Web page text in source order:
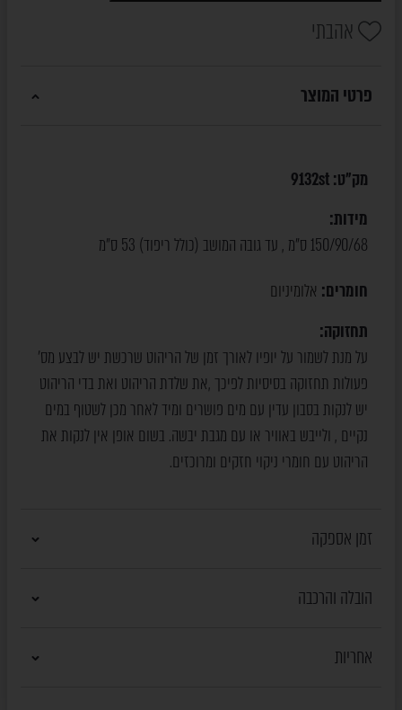
אהבתי
פרטי המוצר
מק"ט:9132st
מידות:
150/90/68 ס"מ , עד גובה המושב (כולל ריפוד) 53 ס"מ
חומרים: אלומיניום
תחזוקה:
על מנת לשמור על יופיו לאורך זמן של הריהוט שרכשת יש לבצע מס'
פעולות תחזוקה בסיסיות לפיכך ,את שלדת הריהוט ואת בדי הריהוט
יש לנקות בסבון עדין עם מים פושרים ומיד לאחר מכן לשטוף במים
נקיים , ולייבש באוויר או עם מגבת יבשה. בשום אופן אין לנקות את
הריהוט עם חומרי ניקוי חזקים ומרוכזים.
זמן אספקה
הובלה והרכבה
אחריות